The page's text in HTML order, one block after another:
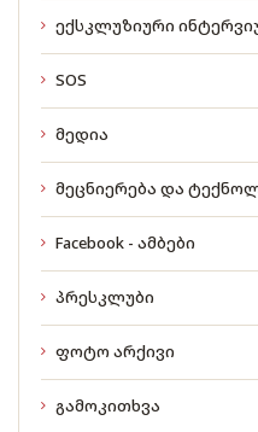
ექსკლუზიური
SOS
მედია
მეცნიერება და
Facebook - ამბები
პრესკლუბი
ფოტო არქივი
გამოკითხვა